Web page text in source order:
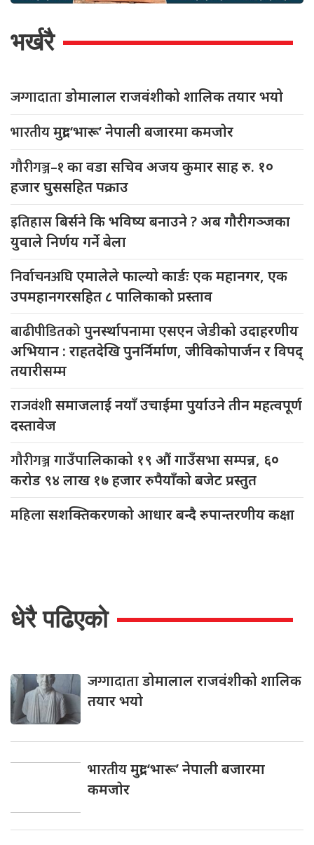
भर्खरै
जग्गादाताडोमालाल राजवंशीको शालिक तयार भयो
भारतीयमुद्रा ‘भारू’ नेपाली बजारमा कमजाेर
गौरीगञ्ज–१का वडा सचिव अजय कुमार साह रु. १०
हजार घुससहित पक्राउ
इतिहासबिर्सने कि भविष्य बनाउने ? अब गौरीगञ्जका
युवाले निर्णय गर्ने बेला
निर्वाचनअघिएमालेले फाल्यो कार्डः एक महानगर, एक
उपमहानगरसहित ८ पालिकाको प्रस्ताव
बाढीपीडितकोपुनर्स्थापनामा एसएन जेडीको उदाहरणीय
अभियान : राहतदेखि पुनर्निर्माण, जीविकोपार्जन र विपद्
तयारीसम्म
राजवंशीसमाजलाई नयाँ उचाईमा पुर्याउने तीन महत्वपूर्ण
दस्तावेज
गौरीगञ्जगाउँपालिकाको १९ औं गाउँसभा सम्पन्न, ६०
करोड ९४ लाख १७ हजार रुपैयाँको बजेट प्रस्तुत
महिलासशक्तिकरणको आधार बन्दै रुपान्तरणीय कक्षा
धेरै पढिएको
जग्गादाताडोमालाल राजवंशीको शालिक
तयार भयो
भारतीयमुद्रा ‘भारू’ नेपाली बजारमा
कमजाेर